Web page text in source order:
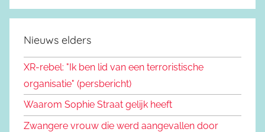
Nieuws elders
XR-rebel: "Ik ben lid van een terroristische
organisatie" (persbericht)
Waarom Sophie Straat gelijk heeft
Zwangere vrouw die werd aangevallen door